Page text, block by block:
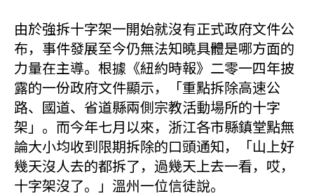
由於強拆十字架一開始就沒有正式政府文件公
布，事件發展至今仍無法知曉具體是哪方面的
力量在主導。根據《紐約時報》二零一四年披
露的一份政府文件顯示，「重點拆除高速公
路、國道、省道縣兩側宗教活動場所的十字
架」。而今年七月以來，浙江各市縣鎮堂點無
論大小均收到限期拆除的口頭通知，「山上好
幾天沒人去的都拆了，過幾天上去一看，哎，
十字架沒了。」溫州一位信徒說。